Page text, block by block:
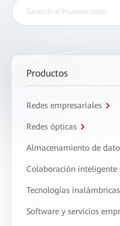
Productos
Redes empresariales
Redes ópticas
Almacenamiento de
Colaboración inteligente
Tecnologías
Software y servicios